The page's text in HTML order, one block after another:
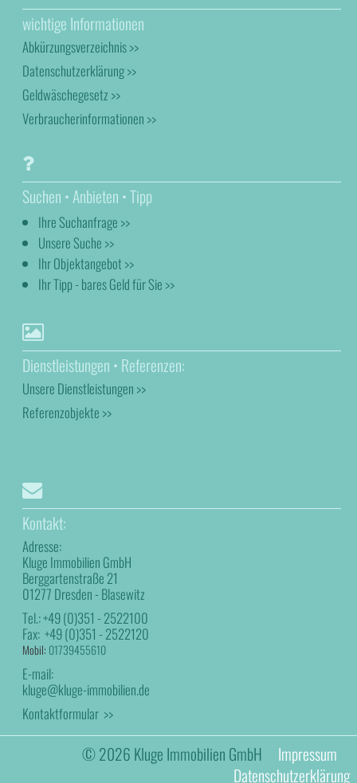
wichtige Informationen
Abkürzungsverzeichnis >>
Datenschutzerklärung >>
Geldwäschegesetz >>
Verbraucherinformationen >>
Suchen • Anbieten • Tipp
Ihre Suchanfrage >>
Unsere Suche >>
Ihr Objektangebot >>
Ihr Tipp - bares Geld für Sie >>
Dienstleistungen • Referenzen:
Unsere Dienstleistungen >>
Referenzobjekte >>
Kontakt:
Adresse:
Kluge Immobilien GmbH
Berggartenstraße 21
01277 Dresden - Blasewitz
Tel.:+49 (0)351 - 2522100
Fax:+49 (0)351 - 2522120
Mobil: 01739455610
E-mail:
kluge@kluge-immobilien.de
Kontaktformular >>
© 2026 Kluge Immobilien GmbH Impressum
Datenschutzerklärung